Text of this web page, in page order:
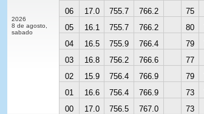
2026
8 de agosto,
sabado
06
17.0 755.7 766.2 75
05
16.1 755.7 766.2 80
04
16.5 755.9 766.4 79
03
16.8 756.2 766.6 77
02
15.9 756.4 766.9 79
01
16.6 756.4 766.9 73
00
17.0 756.5 767.0 73